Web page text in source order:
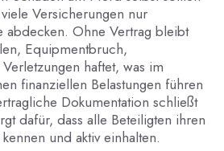
Versicherungen nur
abdecken. Ohne Vertrag bleibt
Equipmentbruch,
haftet, was im
finanziellen Belastungen führen
Dokumentation schließt
dafür, dass alle Beteiligten ihren
und aktiv einhalten.